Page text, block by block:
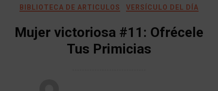
BIBLIOTECA DE ARTICULOS VERSÍCULO DEL DÍA
Mujer victoriosa #11: Ofrécele
Tus Primicias